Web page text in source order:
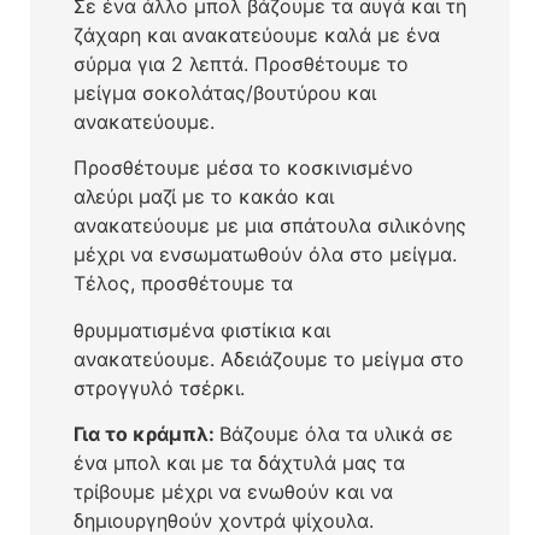
Σε ένα άλλο μπολ βάζουμε τα αυγά και τη
ζάχαρη και ανακατεύουμε καλά με ένα
σύρμα για 2 λεπτά. Προσθέτουμε το
μείγμα σοκολάτας/βουτύρου και
ανακατεύουμε.
Προσθέτουμε μέσα το κοσκινισμένο
αλεύρι μαζί με το κακάο και
ανακατεύουμε με μια σπάτουλα σιλικόνης
μέχρι να ενσωματωθούν όλα στο μείγμα.
Τέλος, προσθέτουμε τα
θρυμματισμένα φιστίκια και
ανακατεύουμε. Αδειάζουμε το μείγμα στο
στρογγυλό τσέρκι.
Για το κράμπλ: Βάζουμε όλα τα υλικά σε
ένα μπολ και με τα δάχτυλά μας τα
τρίβουμε μέχρι να ενωθούν και να
δημιουργηθούν χοντρά ψίχουλα.